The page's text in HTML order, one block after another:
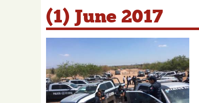
(1) June 2017